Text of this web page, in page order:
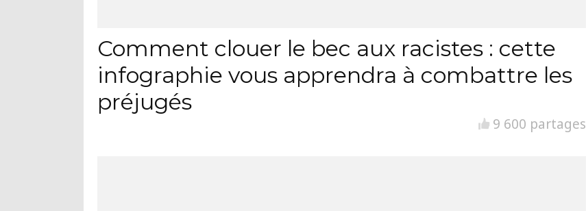
Comment clouer le bec aux racistes : cette
infographie vous apprendra à combattre les
préjugés
9 600 partages